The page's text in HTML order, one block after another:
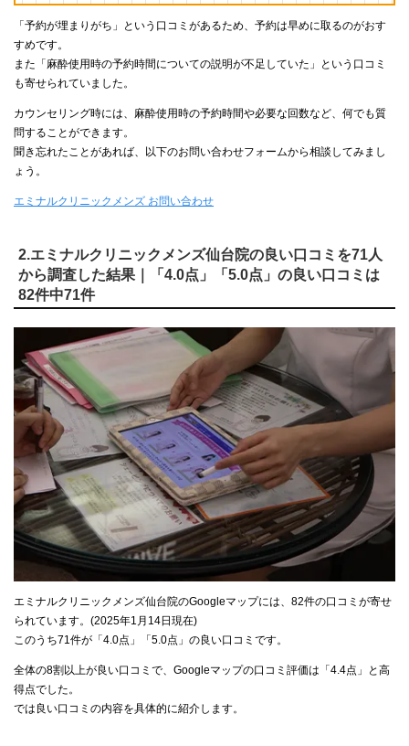
「予約が埋まりがち」という口コミがあるため、予約は早めに取るのがおす
すめです。
また「麻酔使用時の予約時間についての説明が不足していた」という口コミ
も寄せられていました。
カウンセリング時には、麻酔使用時の予約時間や必要な回数など、何でも質
問することができます。
聞き忘れたことがあれば、以下のお問い合わせフォームから相談してみまし
ょう。
エミナルクリニックメンズ お問い合わせ
2.エミナルクリニックメンズ仙台院の良い口コミを71人
から調査した結果｜「4.0点」「5.0点」の良い口コミは
82件中71件
エミナルクリニックメンズ仙台院のGoogleマップには、82件の口コミが寄せ
られています。(2025年1月14日現在)
このうち71件が「4.0点」「5.0点」の良い口コミです。
全体の8割以上が良い口コミで、Googleマップの口コミ評価は「4.4点」と高
得点でした。
では良い口コミの内容を具体的に紹介します。